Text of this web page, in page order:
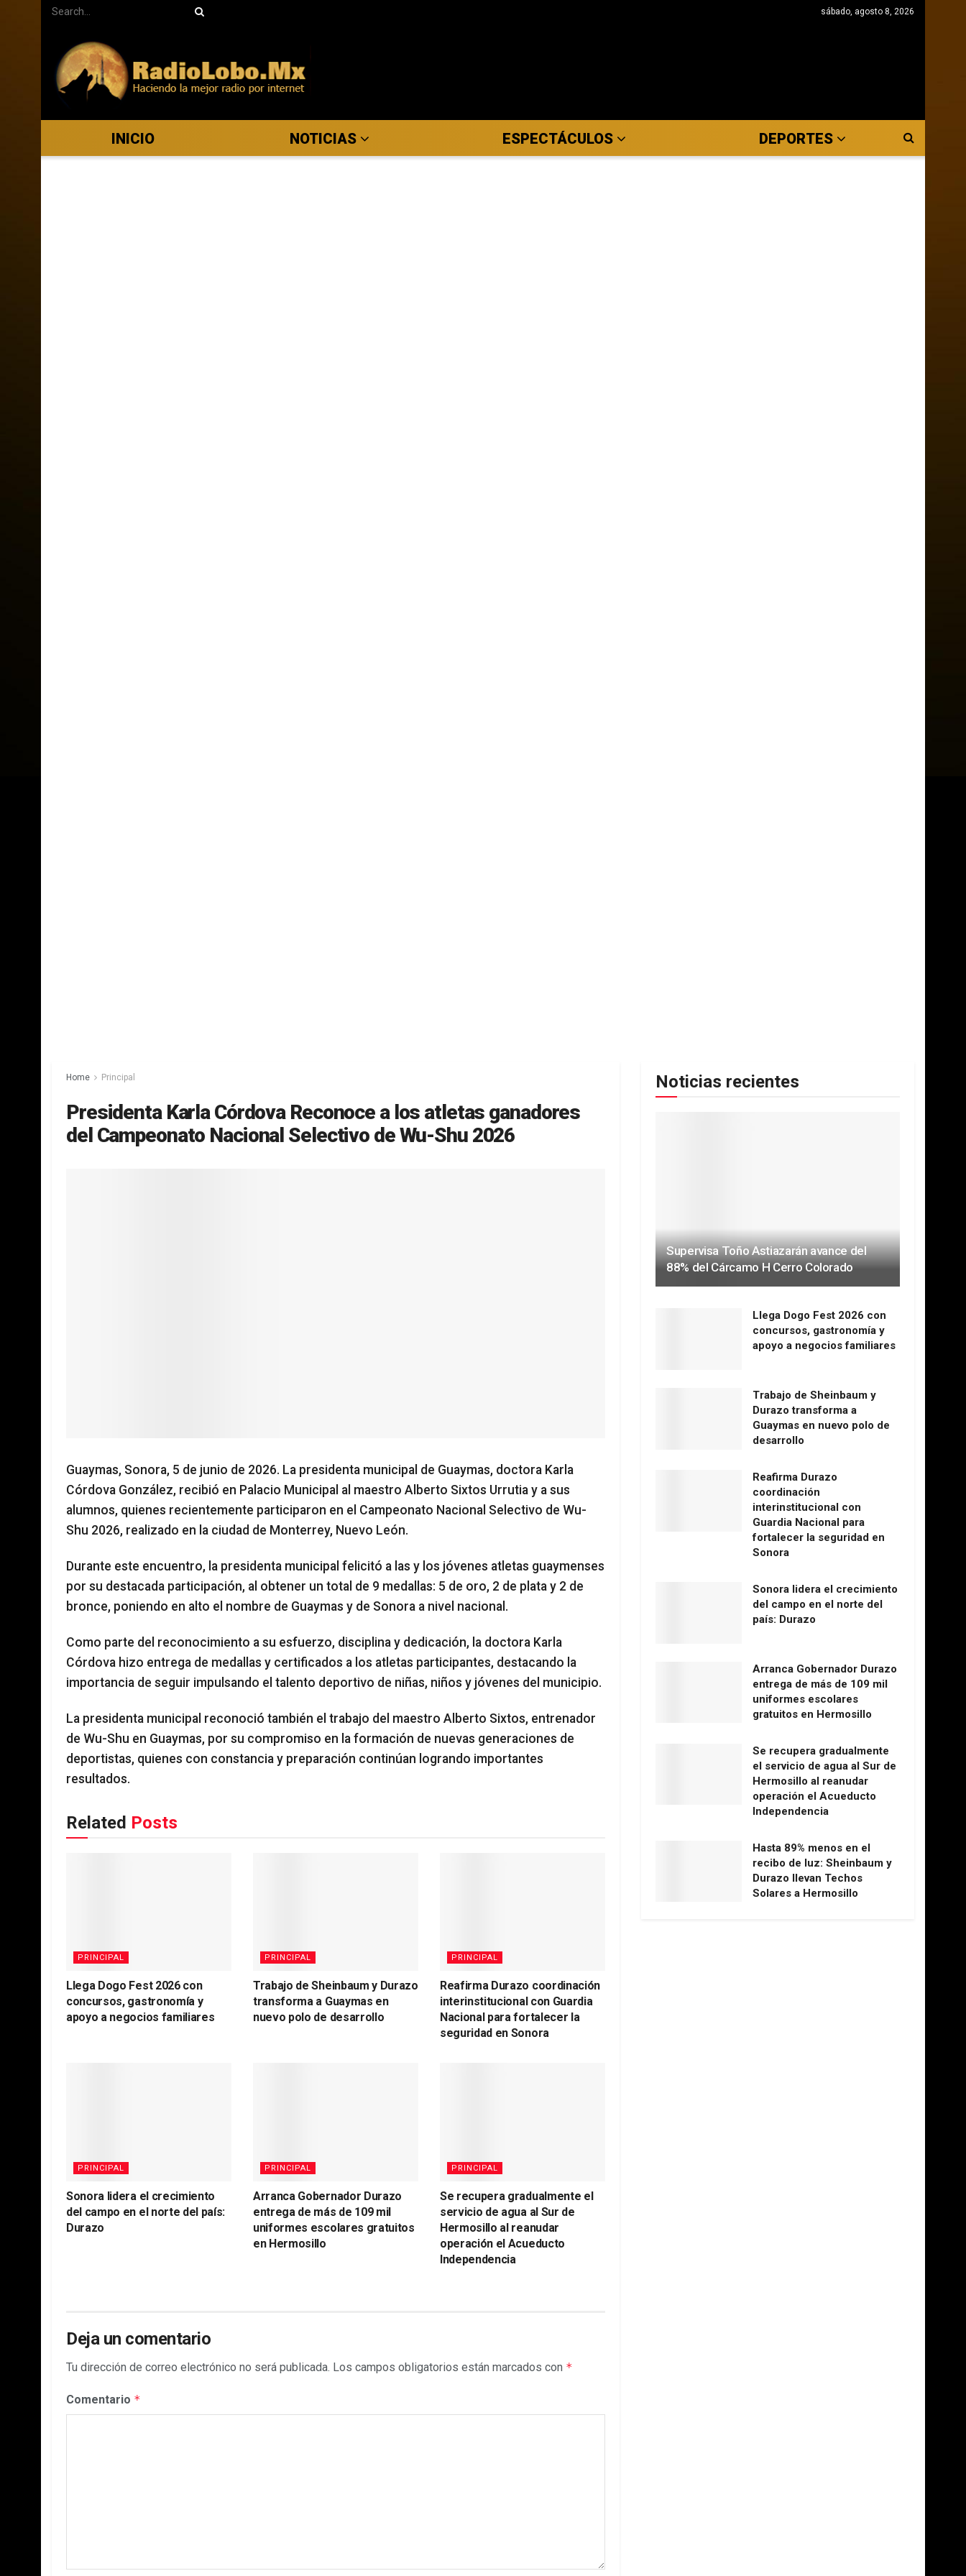
sábado, agosto 8, 2026
INICIO NOTICIAS ESPECTÁCULOS DEPORTES
Home Principal
Presidenta Karla Córdova Reconoce a los atletas ganadores
del Campeonato Nacional Selectivo de Wu-Shu 2026
Guaymas, Sonora, 5 de junio de 2026. La presidenta municipal de Guaymas, doctora Karla
Córdova González, recibió en Palacio Municipal al maestro Alberto Sixtos Urrutia y a sus
alumnos, quienes recientemente participaron en el Campeonato Nacional Selectivo de Wu-
Shu 2026, realizado en la ciudad de Monterrey, Nuevo León.
Durante este encuentro, la presidenta municipal felicitó a las y los jóvenes atletas guaymenses
por su destacada participación, al obtener un total de 9 medallas: 5 de oro, 2 de plata y 2 de
bronce, poniendo en alto el nombre de Guaymas y de Sonora a nivel nacional.
Como parte del reconocimiento a su esfuerzo, disciplina y dedicación, la doctora Karla
Córdova hizo entrega de medallas y certificados a los atletas participantes, destacando la
importancia de seguir impulsando el talento deportivo de niñas, niños y jóvenes del municipio.
La presidenta municipal reconoció también el trabajo del maestro Alberto Sixtos, entrenador
de Wu-Shu en Guaymas, por su compromiso en la formación de nuevas generaciones de
deportistas, quienes con constancia y preparación continúan logrando importantes
resultados.
Related Posts
PRINCIPAL
Llega Dogo Fest 2026 con
concursos, gastronomía y
apoyo a negocios familiares
PRINCIPAL
Trabajo de Sheinbaum y Durazo
transforma a Guaymas en
nuevo polo de desarrollo
PRINCIPAL
Reafirma Durazo coordinación
interinstitucional con Guardia
Nacional para fortalecer la
seguridad en Sonora
PRINCIPAL
Sonora lidera el crecimiento
del campo en el norte del país:
Durazo
PRINCIPAL
Arranca Gobernador Durazo
entrega de más de 109 mil
uniformes escolares gratuitos
en Hermosillo
PRINCIPAL
Se recupera gradualmente el
servicio de agua al Sur de
Hermosillo al reanudar
operación el Acueducto
Independencia
Deja un comentario
Tu dirección de correo electrónico no será publicada. Los campos obligatorios están marcados con *
Comentario *
Noticias recientes
Supervisa Toño Astiazarán avance del
88% del Cárcamo H Cerro Colorado
Llega Dogo Fest 2026 con
concursos, gastronomía y
apoyo a negocios familiares
Trabajo de Sheinbaum y
Durazo transforma a
Guaymas en nuevo polo de
desarrollo
Reafirma Durazo
coordinación
interinstitucional con
Guardia Nacional para
fortalecer la seguridad en
Sonora
Sonora lidera el crecimiento
del campo en el norte del
país: Durazo
Arranca Gobernador Durazo
entrega de más de 109 mil
uniformes escolares
gratuitos en Hermosillo
Se recupera gradualmente
el servicio de agua al Sur de
Hermosillo al reanudar
operación el Acueducto
Independencia
Hasta 89% menos en el
recibo de luz: Sheinbaum y
Durazo llevan Techos
Solares a Hermosillo